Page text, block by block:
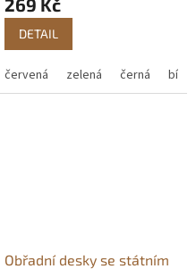
bordó modrá (navy)
269 Kč
DETAIL
červená zelená černá bílá
Obřadní desky se státním